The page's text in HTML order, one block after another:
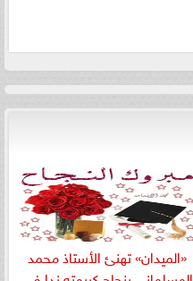
«الميدان» تهنئ الأستاذ محمد